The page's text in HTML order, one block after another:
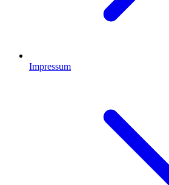
Impressum